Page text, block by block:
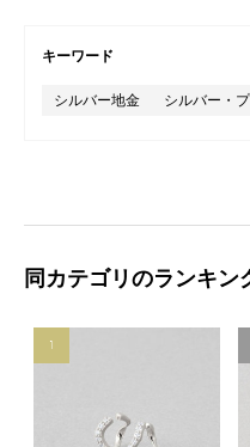
キーワード
シルバー地金 シルバー・
同カテゴリのランキン
1